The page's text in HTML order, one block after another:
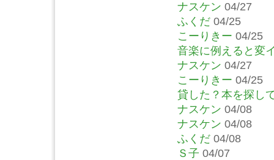
ナスケン 04/27
ふくだ 04/25
こーりきー 04/25
音楽に例えると変
ナスケン 04/27
こーりきー 04/25
貸した？本を探し
ナスケン 04/08
ナスケン 04/08
ふくだ 04/08
Ｓ子 04/07